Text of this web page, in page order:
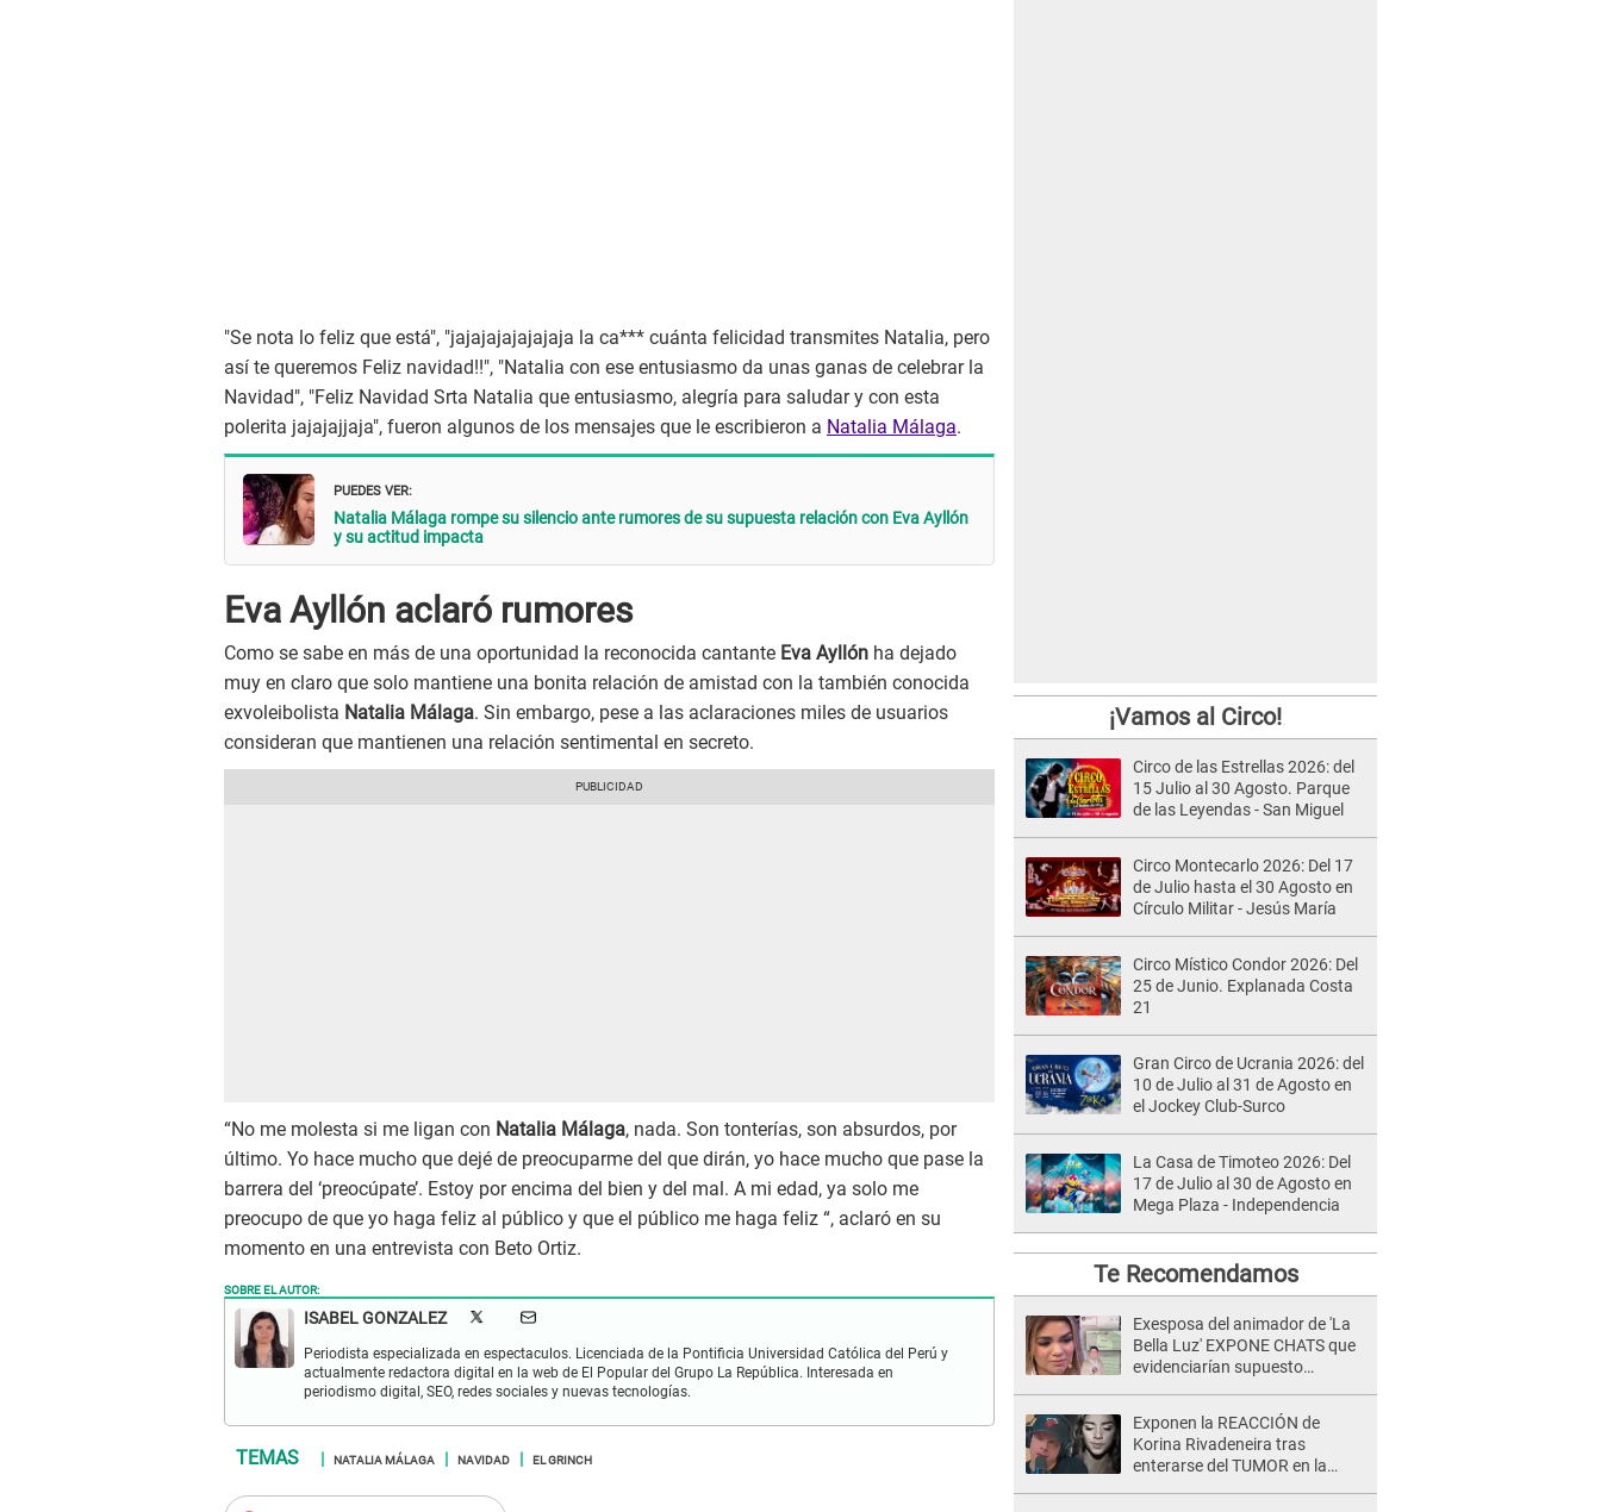
"Se nota lo feliz que está", "jajajajajajajaja la ca*** cuánta felicidad transmites Natalia, pero
así te queremos Feliz navidad!!", "Natalia con ese entusiasmo da unas ganas de celebrar la
Navidad", "Feliz Navidad Srta Natalia que entusiasmo, alegría para saludar y con esta
polerita jajajajjaja", fueron algunos de los mensajes que le escribieron a Natalia Málaga.
PUEDES VER:
Natalia Málaga rompe su silencio ante rumores de su supuesta relación con Eva Ayllón
y su actitud impacta
Eva Ayllón aclaró rumores
Como se sabe en más de una oportunidad la reconocida cantante Eva Ayllón ha dejado
muy en claro que solo mantiene una bonita relación de amistad con la también conocida
exvoleibolista Natalia Málaga. Sin embargo, pese a las aclaraciones miles de usuarios
consideran que mantienen una relación sentimental en secreto.
“No me molesta si me ligan con Natalia Málaga, nada. Son tonterías, son absurdos, por
último. Yo hace mucho que dejé de preocuparme del que dirán, yo hace mucho que pase la
barrera del ‘preocúpate’. Estoy por encima del bien y del mal. A mi edad, ya solo me
preocupo de que yo haga feliz al público y que el público me haga feliz “, aclaró en su
momento en una entrevista con Beto Ortiz.
SOBRE EL AUTOR:
ISABEL GONZALEZ
Periodista especializada en espectaculos. Licenciada de la Pontificia Universidad Católica del Perú y
actualmente redactora digital en la web de El Popular del Grupo La República. Interesada en
periodismo digital, SEO, redes sociales y nuevas tecnologías.
NATALIA MÁLAGA NAVIDAD EL GRINCH
¡Vamos al Circo!
Circo de las Estrellas 2026: del
15 Julio al 30 Agosto. Parque
de las Leyendas - San Miguel
Circo Montecarlo 2026: Del 17
de Julio hasta el 30 Agosto en
Círculo Militar - Jesús María
Circo Místico Condor 2026: Del
25 de Junio. Explanada Costa
21
Gran Circo de Ucrania 2026: del
10 de Julio al 31 de Agosto en
el Jockey Club-Surco
La Casa de Timoteo 2026: Del
17 de Julio al 30 de Agosto en
Mega Plaza - Independencia
Te Recomendamos
Exesposa del animador de 'La
Bella Luz' EXPONE CHATS que
evidenciarían supuesto
Saldaña, pese a tener pareja
Exponen la REACCIÓN de
Korina Rivadeneira tras
enterarse del TUMOR en la